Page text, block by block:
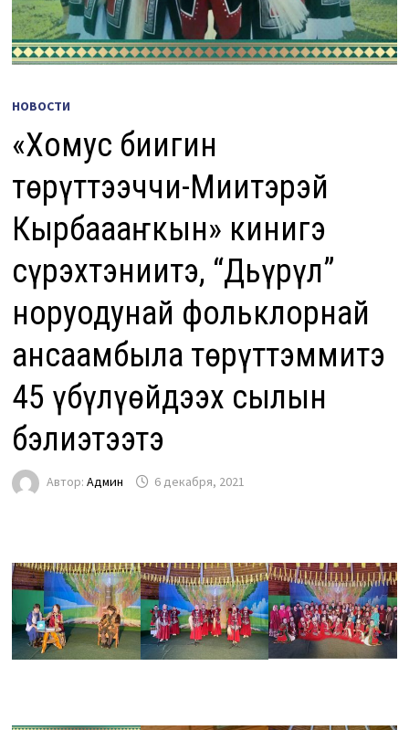
НОВОСТИ
«Хомус биһигин
төрүттээччи-Миитэрэй
Кырбаһааҥкын» кинигэ
сүрэхтэниитэ, “Дьүрүл”
норуодунай фольклорнай
ансаамбыла төрүттэммитэ
45 үбүлүөйдээх сылын
бэлиэтээтэ
Автор: Админ 6 декабря, 2021